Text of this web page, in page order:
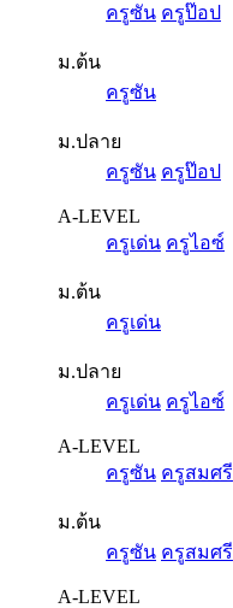
ครูซัน ครูป๊อป
ม.ต้น
ครูซัน
ม.ปลาย
ครูซัน ครูป๊อป
A-LEVEL
ครูเด่น ครูไอซ์
ม.ต้น
ครูเด่น
ม.ปลาย
ครูเด่น ครูไอซ์
A-LEVEL
ครูซัน ครูสมศรี
ม.ต้น
ครูซัน ครูสมศรี
A-LEVEL